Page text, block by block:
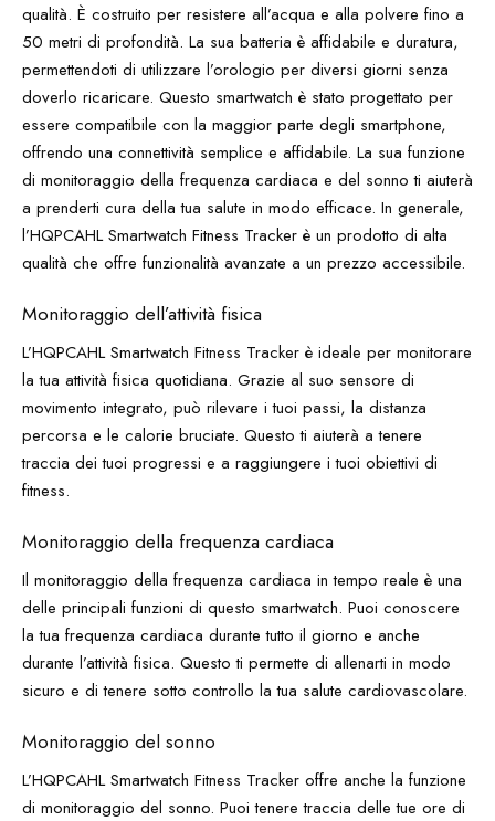
qualità. È costruito per resistere all’acqua e alla polvere fino a
50 metri di profondità. La sua batteria è affidabile e duratura,
permettendoti di utilizzare l’orologio per diversi giorni senza
doverlo ricaricare. Questo smartwatch è stato progettato per
essere compatibile con la maggior parte degli smartphone,
offrendo una connettività semplice e affidabile. La sua funzione
di monitoraggio della frequenza cardiaca e del sonno ti aiuterà
a prenderti cura della tua salute in modo efficace. In generale,
l’HQPCAHL Smartwatch Fitness Tracker è un prodotto di alta
qualità che offre funzionalità avanzate a un prezzo accessibile.
Monitoraggio dell’attività fisica
L’HQPCAHL Smartwatch Fitness Tracker è ideale per monitorare
la tua attività fisica quotidiana. Grazie al suo sensore di
movimento integrato, può rilevare i tuoi passi, la distanza
percorsa e le calorie bruciate. Questo ti aiuterà a tenere
traccia dei tuoi progressi e a raggiungere i tuoi obiettivi di
fitness.
Monitoraggio della frequenza cardiaca
Il monitoraggio della frequenza cardiaca in tempo reale è una
delle principali funzioni di questo smartwatch. Puoi conoscere
la tua frequenza cardiaca durante tutto il giorno e anche
durante l’attività fisica. Questo ti permette di allenarti in modo
sicuro e di tenere sotto controllo la tua salute cardiovascolare.
Monitoraggio del sonno
L’HQPCAHL Smartwatch Fitness Tracker offre anche la funzione
di monitoraggio del sonno. Puoi tenere traccia delle tue ore di